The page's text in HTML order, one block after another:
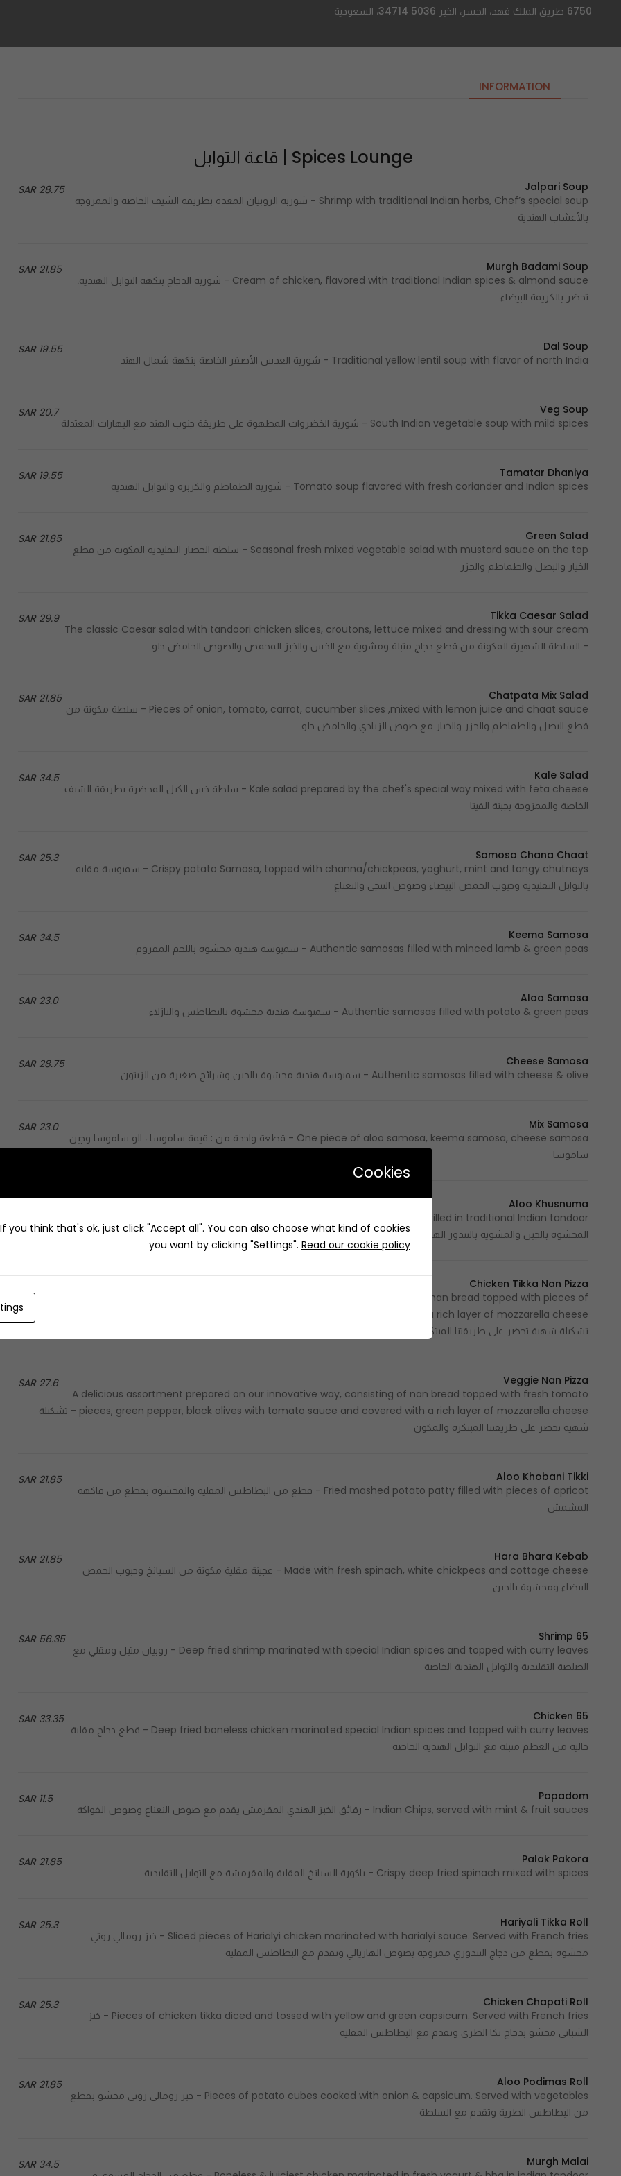
6750 طريق الملك فهد، الجسر، الخبر 34714 5036، السعودية
INFORMATION
Spices Lounge | قاعة التوابل
28.75 SAR
Jalpari Soup
Shrimp with traditional Indian herbs, Chef’s special soup - شوربة الروبيان المعدة بطريقة الشيف الخاصة والممزوجة
بالأعشاب الهندية
21.85 SAR
Murgh Badami Soup
Cream of chicken, flavored with traditional Indian spices & almond sauce - شوربة الدجاج بنكهة التوابل الهندية،
تحضر بالكريمة البيضاء
19.55 SAR
Dal Soup
Traditional yellow lentil soup with flavor of north India - شوربة العدس الأصفر الخاصة بنكهة شمال الهند
20.7 SAR
Veg Soup
South Indian vegetable soup with mild spices - شوربة الخضروات المطهوة على طريقة جنوب الهند مع البهارات المعتدلة
19.55 SAR
Tamatar Dhaniya
Tomato soup flavored with fresh coriander and Indian spices - شوربة الطماطم والكزبرة والتوابل الهندية
21.85 SAR
Green Salad
Seasonal fresh mixed vegetable salad with mustard sauce on the top - سلطة الخضار التقليدية المكونة من قطع
الخيار والبصل والطماطم والجزر
29.9 SAR
Tikka Caesar Salad
The classic Caesar salad with tandoori chicken slices, croutons, lettuce mixed and dressing with sour cream
- السلطة الشهيرة المكونة من قطع دجاج متبلة ومشوية مع الخس والخبز المحمص والصوص الحامض حلو
21.85 SAR
Chatpata Mix Salad
Pieces of onion, tomato, carrot, cucumber slices ,mixed with lemon juice and chaat sauce - سلطة مكونة من
قطع البصل والطماطم والجزر والخيار مع صوص الزبادي والحامض حلو
34.5 SAR
Kale Salad
Kale salad prepared by the chef's special way mixed with feta cheese - سلطة خس الكيل المحضرة بطريقة الشيف
الخاصة والممزوجة بجبنة الفيتا
25.3 SAR
Samosa Chana Chaat
Crispy potato Samosa, topped with channa/chickpeas, yoghurt, mint and tangy chutneys - سمبوسة مقليه
بالتوابل التقليدية وحبوب الحمص البيضاء وصوص التنجي والنعناع
34.5 SAR
Keema Samosa
Authentic samosas filled with minced lamb & green peas - سمبوسة هندية محشوة باللحم المفروم
23.0 SAR
Aloo Samosa
Authentic samosas filled with potato & green peas - سمبوسة هندية محشوة بالبطاطس والبازلاء
28.75 SAR
Cheese Samosa
Authentic samosas filled with cheese & olive - سمبوسة هندية محشوة بالجبن وشرائح صغيرة من الزيتون
23.0 SAR
Mix Samosa
One piece of aloo samosa, keema samosa, cheese samosa - قطعة واحدة من : قيمة ساموسا ، الو ساموسا وجبن
ساموسا
Aloo Khusnuma
المحشوة بالجبن والمشوية بالتندور الهندي التقليدي
Chicken Tikka Nan Pizza
A delicious assortment prepared on our innovative way, consisting of nan bread topped with pieces of
تشكيلة شهية تحضر على طريقتنا المبتكرة وال
27.6 SAR
Veggie Nan Pizza
A delicious assortment prepared on our innovative way, consisting of nan bread topped with fresh tomato
pieces, green pepper, black olives with tomato sauce and covered with a rich layer of mozzarella cheese - تشكيلة
شهية تحضر على طريقتنا المبتكرة والمكون
21.85 SAR
Aloo Khobani Tikki
Fried mashed potato patty filled with pieces of apricot - قطع من البطاطس المقلية والمحشوة بقطع من فاكهة
المشمش
21.85 SAR
Hara Bhara Kebab
Made with fresh spinach, white chickpeas and cottage cheese - عجينة مقلية مكونة من السبانخ وحبوب الحمص
البيضاء ومحشوة بالجبن
56.35 SAR
Shrimp 65
Deep fried shrimp marinated with special Indian spices and topped with curry leaves - روبيان متبل ومقلي مع
الصلصة التقليدية والتوابل الهندية الخاصة
33.35 SAR
Chicken 65
Deep fried boneless chicken marinated special Indian spices and topped with curry leaves - قطع دجاج مقلية
خالية من العظم متبلة مع التوابل الهندية الخاصة
11.5 SAR
Papadom
Indian Chips, served with mint & fruit sauces - رقائق الخبز الهندي المقرمش يقدم مع صوص النعناع وصوص الفواكة
21.85 SAR
Palak Pakora
Crispy deep fried spinach mixed with spices - باكورة السبانخ المقلية والمقرمشة مع التوابل التقليدية
25.3 SAR
Hariyali Tikka Roll
Sliced pieces of Harialyi chicken marinated with harialyi sauce. Served with French fries - خبز رومالي روتي
محشوة بقطع من دجاج التندوري ممزوجة بصوص الهاريالي وتقدم مع البطاطس المقلية
25.3 SAR
Chicken Chapati Roll
Pieces of chicken tikka diced and tossed with yellow and green capsicum. Served with French fries - خبز
الشباتي محشو بدجاج تكا الطري وتقدم مع البطاطس المقلية
21.85 SAR
Aloo Podimas Roll
Pieces of potato cubes cooked with onion & capsicum. Served with vegetables - خبز رومالي روتي محشو بقطع
من البطاطس الطرية وتقدم مع السلطة
34.5 SAR
Murgh Malai
Cookies
you think that's ok, just click "Accept all". You can also choose what kind of cookies
you want by clicking "Settings". Read our cookie policy